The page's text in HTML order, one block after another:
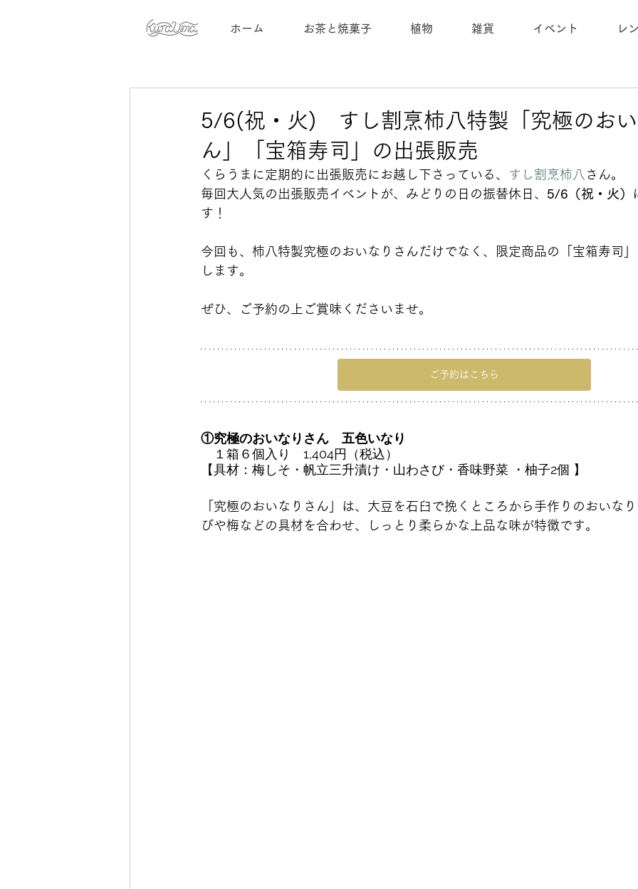
ホーム お茶と焼菓子 植物 雑貨 イベント レ
5/6(祝・火) すし割烹柿八特製「究極のおい
ん」「宝箱寿司」の出張販売
くらうまに定期的に出張販売にお越し下さっている、 すし割烹柿八 さん。
毎回大人気の出張販売イベントが、みどりの日の振替休日、 5/6（祝・火）
す！
今回も、柿八特製究極のおいなりさんだけでなく、限定商品の「宝箱寿司
します。
ぜひ、ご予約の上ご賞味くださいませ。
ご予約はこちら
①究極のおいなりさん　五色いなり
１箱６個入り　1,404円（税込）
【具材：梅しそ・帆立三升漬け・山わさび・香味野菜 ・柚子2個 】
「究極のおいなりさん」は、大豆を石臼で挽くところから手作りのおいな
びや梅などの具材を合わせ、しっとり柔らかな上品な味が特徴です。